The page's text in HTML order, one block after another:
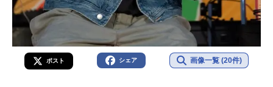
ポスト シェア 画像一覧 (20件)